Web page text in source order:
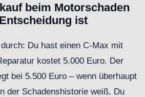
beim Motorschaden
ist
Du hast einen C-Max mit
kostet 5.000 Euro. Der
bei 5.500 Euro – wenn überhaupt
der Schadenshistorie weiß. Du